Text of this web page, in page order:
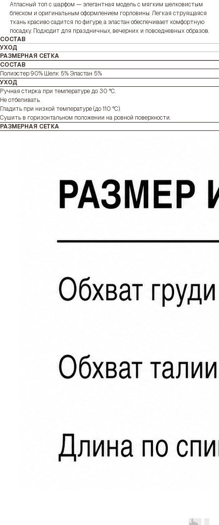
Атласный топ с шарфом — элегантная модель с мягким шелковистым
блеском и оригинальным оформлением горловины. Легкая струящаяся
ткань красиво садится по фигуре, а эластан обеспечивает комфортную
посадку. Подходит для праздничных, вечерних и повседневных образов.
СОСТАВ
УХОД
РАЗМЕРНАЯ СЕТКА
СОСТАВ
Полиэстер 90% Шелк 5% Эластан 5%
УХОД
Ручная стирка при температуре до 30 °C.
Не отбеливать.
Гладить при низкой температуре (до 110 °C).
Сушить в горизонтальном положении на ровной поверхности.
РАЗМЕРНАЯ СЕТКА